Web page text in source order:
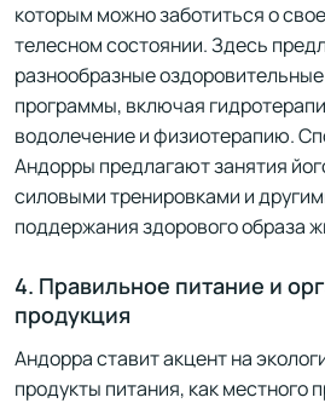
которым можно заботиться о
телесном состоянии. Здесь
разнообразные
программы, включая
водолечение и физиотерапию.
Андорры предлагают занятия
силовыми тренировками и
поддержания здорового образа
4. Правильное питание и
продукция
Андорра ставит акцент на
продукты питания, как местного